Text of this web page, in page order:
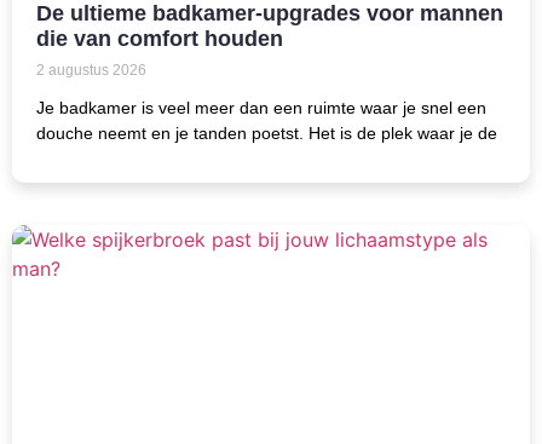
De ultieme badkamer-upgrades voor mannen
die van comfort houden
2 augustus 2026
Je badkamer is veel meer dan een ruimte waar je snel een
douche neemt en je tanden poetst. Het is de plek waar je de